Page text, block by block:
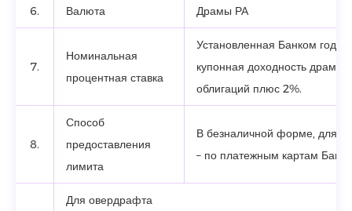
6. Валюта Драмы РА
7.
Номинальная
процентная ставка
Установленная Банком
купонная доходность
облигаций плюс 2%.
8.
Способ
предоставления
лимита
В безналичной форме, для
– по платежным картам
Для овердрафта